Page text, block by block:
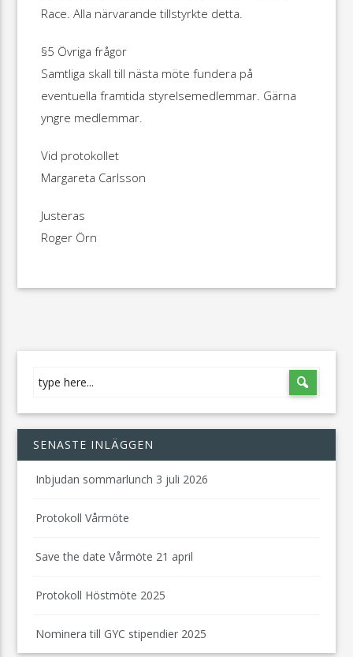
Race. Alla närvarande tillstyrkte detta.
§5 Övriga frågor
Samtliga skall till nästa möte fundera på
eventuella framtida styrelsemedlemmar. Gärna
yngre medlemmar.
Vid protokollet
Margareta Carlsson
Justeras
Roger Örn
SENASTE INLÄGGEN
Inbjudan sommarlunch 3 juli 2026
Protokoll Vårmöte
Save the date Vårmöte 21 april
Protokoll Höstmöte 2025
Nominera till GYC stipendier 2025